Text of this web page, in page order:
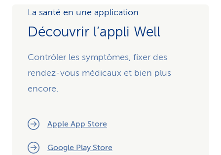
La santé en une application
Découvrir l’appli Well
Contrôler les symptômes, fixer des
rendez-vous médicaux et bien plus
encore.
Apple App Store
Google Play Store